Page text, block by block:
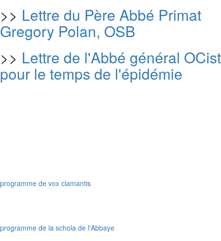
>> Lettre du Père Abbé Primat
Gregory Polan, OSB
>> Lettre de l'Abbé général OCist
pour le temps de l'épidémie
programme de vox clamantis
programme de la schola de l'Abbaye